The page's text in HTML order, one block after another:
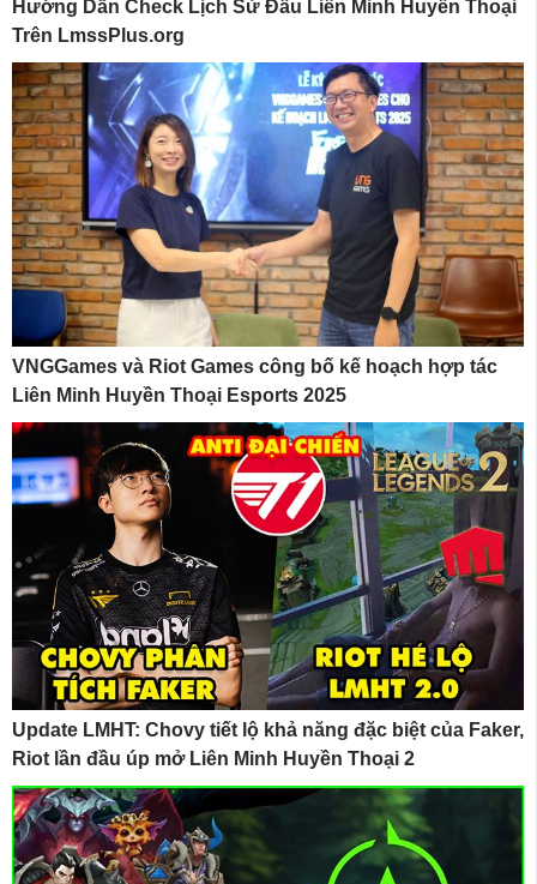
Hướng Dẫn Check Lịch Sử Đấu Liên Minh Huyền Thoại
Trên LmssPlus.org
VNGGames và Riot Games công bố kế hoạch hợp tác
Liên Minh Huyền Thoại Esports 2025
Update LMHT: Chovy tiết lộ khả năng đặc biệt của Faker,
Riot lần đầu úp mở Liên Minh Huyền Thoại 2